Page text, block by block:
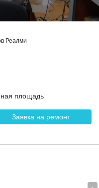
Реалми
площадь
Заявка на ремонт